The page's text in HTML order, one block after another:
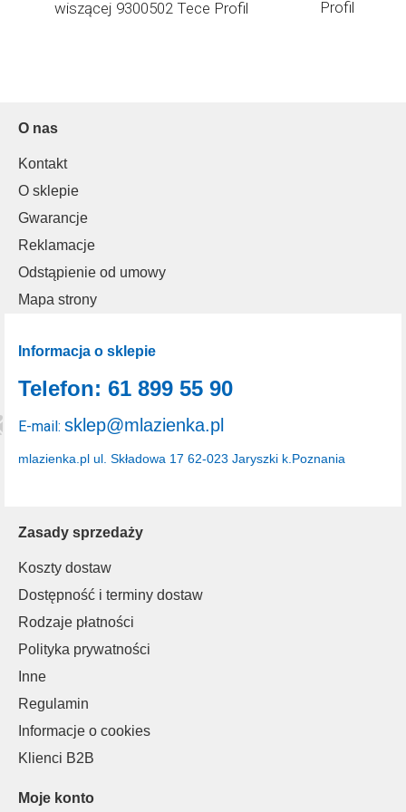
wiszącej 9300502 Tece Profil
Profil
O nas
Kontakt
O sklepie
Gwarancje
Reklamacje
Odstąpienie od umowy
Mapa strony
Zasady sprzedaży
Koszty dostaw
Dostępność i terminy dostaw
Rodzaje płatności
Polityka prywatności
Inne
Regulamin
Informacje o cookies
Klienci B2B
Moje konto
Informacja o sklepie
mlazienka.pl ul. Składowa 17 62-023 Jaryszki k.Poznania
Telefon: 61 899 55 90
E-mail: sklep@mlazienka.pl